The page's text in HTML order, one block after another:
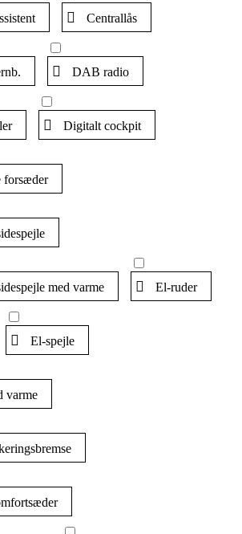
Centrallås
DAB radio
Digitalt cockpit
forsæder
med varme El-ruder
El-spejle
varme